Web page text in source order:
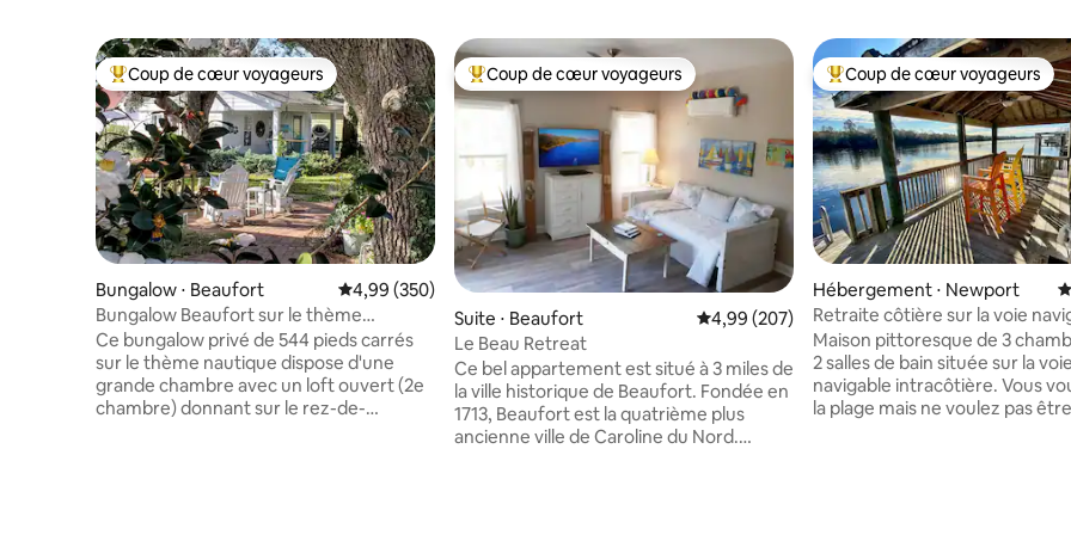
Coups de cœur voyageurs les plus appréciés
Coup de cœur voyageurs
Bungalow ⋅ Beaufort Évaluation moyenne sur la base de 350 commentaires : 4,99 sur 5
4,99 (350)
Bungalow Beaufort sur le thème
nautique de Belle Air
Ce bungalow privé de 544 pieds carrés
sur le thème nautique dispose d'une
grande chambre avec un loft ouvert (2e
chambre) donnant sur le rez-de-
Coups de cœur voyageurs les plus appréciés
Coup de cœur voyageurs
Suite ⋅ Beaufort Évaluation moyenne sur la base de 207
4,99 (207)
Le Beau Retreat
Ce bel appartement est situé à 3 miles de
la ville historique de Beaufort. Fondée en
1713, Beaufort est la quatrième plus
ancienne ville de Caroline du Nord.
Coups de cœur voyageurs les
Coup de cœur voyageurs
Hébergement ⋅ Newport
Retraite côtière sur la voie
avec jacuzzi
Maison pittoresque de 3
2 salles de bain située sur la voie
navigable intracôtière. Vous
la plage mais ne voulez pas